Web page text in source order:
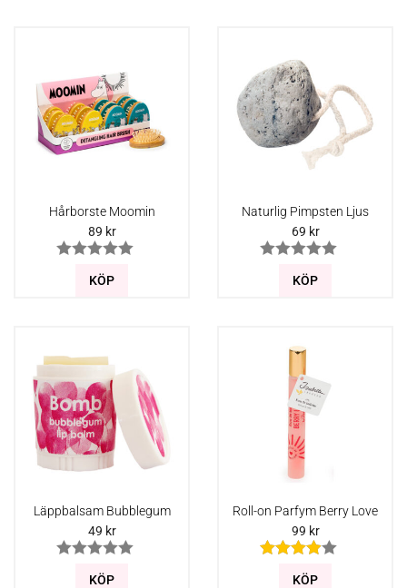
Hårborste Moomin
89 kr
KÖP
Naturlig Pimpsten Ljus
69 kr
KÖP
Läppbalsam Bubblegum
49 kr
KÖP
Roll-on Parfym Berry Love
99 kr
KÖP